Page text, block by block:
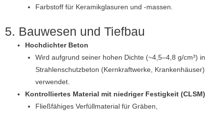
Farbstoff für Keramikglasuren und -massen.
5. Bauwesen und Tiefbau
Hochdichter Beton
Wird aufgrund seiner hohen Dichte (~4,5–4,8 g/cm³) in
Strahlenschutzbeton (Kernkraftwerke, Krankenhäuser)
verwendet.
Kontrolliertes Material mit niedriger Festigkeit (CLSM)
Fließfähiges Verfüllmaterial für Gräben,